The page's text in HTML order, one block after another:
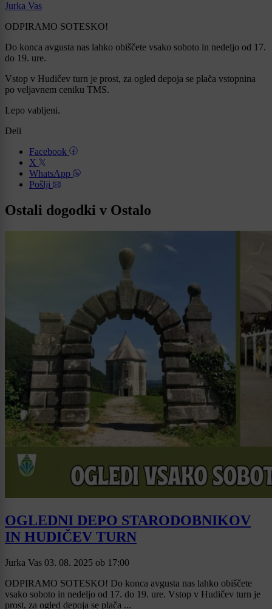
Jurka Vas
ODPIRAMO SOTESKO!
Do konca avgusta nas lahko obiščete vsako soboto in nedeljo od 17.
do 19. ure.
Vstop v Hudičev turn je prost, za ogled depoja se plača vstopnina
po veljavnem ceniku TMS.
Lepo vabljeni.
Deli
Facebook
X
WhatsApp
Pošlji
Ostali dogodki v Ostalo
OGLEDNI DEPO STARODOBNIKOV
IN HUDIČEV TURN
Jurka Vas 03. 08. 2025 ob 17:00
ODPIRAMO SOTESKO! Do konca avgusta nas lahko obiščete
vsako soboto in nedeljo od 17. do 19. ure. Vstop v Hudičev turn je
prost, za ogled depoja se plača ...